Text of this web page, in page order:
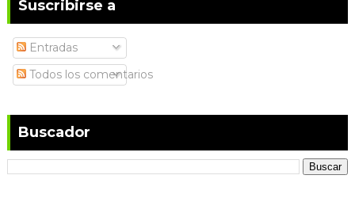
Suscribirse a
Entradas
Todos los comentarios
Buscador